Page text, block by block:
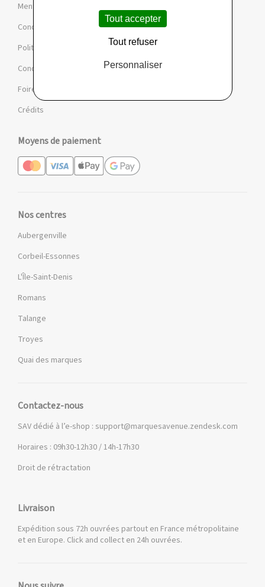
Mentions légales et CGU
Conditions de la Marketplace
Politique de confidentialité et de cookies
Conditions des offres et jeux
Foire aux questions
Crédits
Moyens de paiement
Nos centres
Aubergenville
Corbeil-Essonnes
L'Île-Saint-Denis
Romans
Talange
Troyes
Quai des marques
Contactez-nous
SAV dédié à l’e-shop : support@marquesavenue.zendesk.com
Horaires : 09h30-12h30 / 14h-17h30
Droit de rétractation
Livraison
Expédition sous 72h ouvrées partout en France métropolitaine
et en Europe. Click and collect en 24h ouvrées.
Tout accepter
Tout refuser
Personnaliser